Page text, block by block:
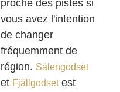
proche des pistes si
vous avez l'intention
de changer
fréquemment de
région. Sälengodset
et Fjällgodsetest